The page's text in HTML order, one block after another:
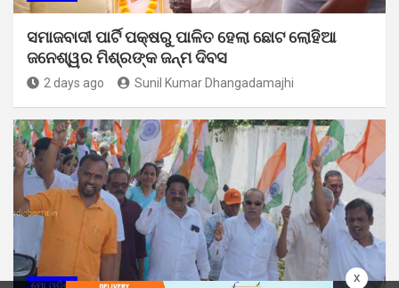
x
ସମାଜବାଦୀ ପାର୍ଟି ପକ୍ଷରୁ ପାଳିତ ହେଲା ଛୋଟ ଲୋହିଆ
ଜନେଶ୍ୱର ମିଶ୍ରଙ୍କ ଜନ୍ମ ଦିବସ
2 days ago Sunil Kumar Dhangadamajhi
ମୋ ଓଡ଼ିଶା